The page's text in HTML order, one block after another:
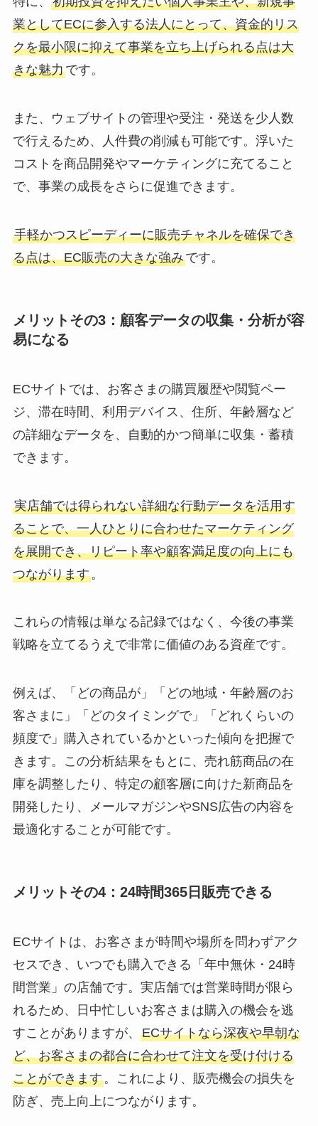
業としてECに参入する法人にとって、資金的リス
クを最小限に抑えて事業を立ち上げられる点は大
きな魅力です。
また、ウェブサイトの管理や受注・発送を少人数
で行えるため、人件費の削減も可能です。浮いた
コストを商品開発やマーケティングに充てること
で、事業の成長をさらに促進できます。
手軽かつスピーディーに販売チャネルを確保でき
る点は、EC販売の大きな強みです。
メリットその3：顧客データの収集・分析が容
易になる
ECサイトでは、お客さまの購買履歴や閲覧ペー
ジ、滞在時間、利用デバイス、住所、年齢層など
の詳細なデータを、自動的かつ簡単に収集・蓄積
できます。
実店舗では得られない詳細な行動データを活用す
ることで、一人ひとりに合わせたマーケティング
を展開でき、リピート率や顧客満足度の向上にも
つながります。
これらの情報は単なる記録ではなく、今後の事業
戦略を立てるうえで非常に価値のある資産です。
例えば、「どの商品が」「どの地域・年齢層のお
客さまに」「どのタイミングで」「どれくらいの
頻度で」購入されているかといった傾向を把握で
きます。この分析結果をもとに、売れ筋商品の在
庫を調整したり、特定の顧客層に向けた新商品を
開発したり、メールマガジンやSNS広告の内容を
最適化することが可能です。
メリットその4：24時間365日販売できる
ECサイトは、お客さまが時間や場所を問わずアク
セスでき、いつでも購入できる「年中無休・24時
間営業」の店舗です。実店舗では営業時間が限ら
れるため、日中忙しいお客さまは購入の機会を逃
すことがありますが、 ECサイトなら深夜や早朝な
ど、お客さまの都合に合わせて注文を受け付ける
ことができます。これにより、販売機会の損失を
防ぎ、売上向上につながります。